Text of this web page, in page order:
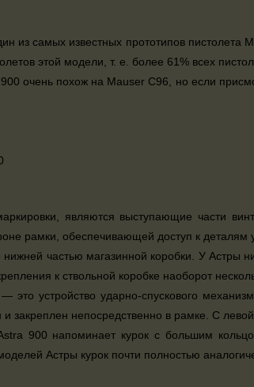
из самых известных прототипов
этой модели, т. е. более 61% всех
очень похож на Mauser C96, но если
являются выступающие части
рамки, обеспечивающей доступ к деталям
частью магазинной коробки. У Астры
к ствольной коробке наоборот
— это устройство ударно-спускового
закреплен непосредственно в рамке. С
900 напоминает курок с большим
Астры курок почти полностью